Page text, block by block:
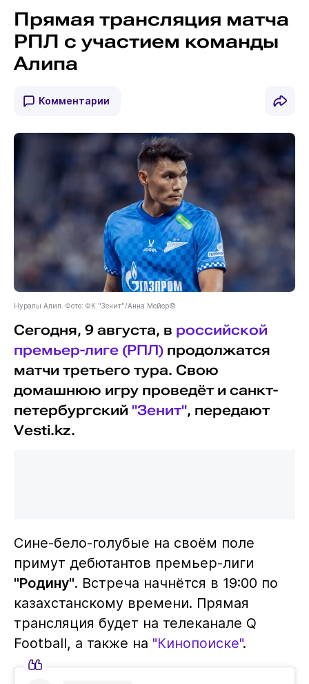
Прямая трансляция матча
РПЛ с участием команды
Алипа
Комментарии
Нуралы Алип. Фото: ФК "Зенит"/Анна Мейер©
Сегодня, 9 августа, в российской
премьер-лиге (РПЛ)продолжатся
матчи третьего тура. Свою
домашнюю игру проведёт и санкт-
петербургский "Зенит", передают
Vesti.kz.
Сине-бело-голубые на своём поле
примут дебютантов премьер-лиги
"Родину". Встреча начнётся в 19:00 по
казахстанскому времени. Прямая
трансляция будет на телеканале Q
Football, а также на "Кинопоиске".